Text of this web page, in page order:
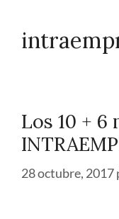
Los 10 +
28 octubre, 2017